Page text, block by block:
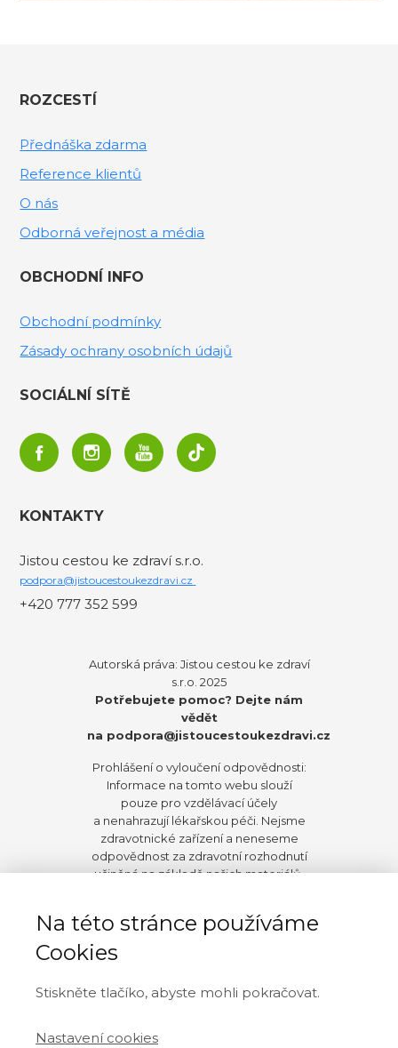
ROZCESTÍ
Přednáška zdarma
Reference klientů
O nás
Odborná veřejnost a média
OBCHODNÍ INFO
Obchodní podmínky
Zásady ochrany osobních údajů
SOCIÁLNÍ SÍTĚ
KONTAKTY
Jistou cestou ke zdraví s.r.o.
podpora@jistoucestoukezdravi.cz
+420 777 352 599
Autorská práva: Jistou cestou ke zdraví
s.r.o. 2025
Potřebujete pomoc? Dejte nám
vědět
na podpora@jistoucestoukezdravi.cz
Prohlášení o vyloučení odpovědnosti:
Informace na tomto webu slouží
pouze pro vzdělávací účely
a nenahrazují lékařskou péči. Nejsme
zdravotnické zařízení a neneseme
odpovědnost za zdravotní rozhodnutí
učiněná na základě našich materiálů.
doplňků doporučujeme konzultaci
zákonem se autor a spřízněné
odpovědnosti a závazků vůči jakékoli
Na této stránce používáme
Cookies
Stiskněte tlačíko, abyste mohli pokračovat.
Nastavení cookies